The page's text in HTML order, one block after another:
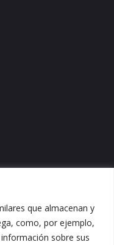
que almacenan y
como, por ejemplo,
sobre sus